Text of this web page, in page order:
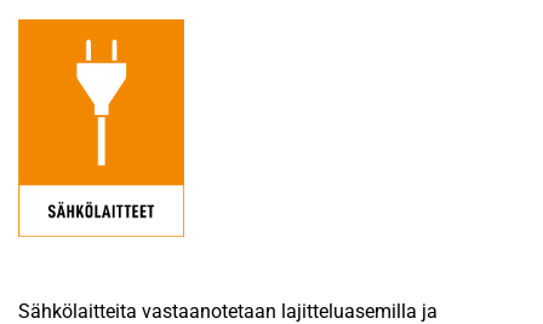
Sähkölaitteita vastaanotetaan lajitteluasemilla ja